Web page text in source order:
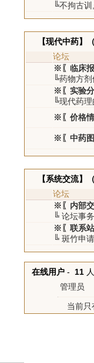
╚不拘古
【现代中药】
论坛
※〖临床报
╚药物方
※〖实验分
╚现代药
※〖价格情
※〖中药图
【系统交流】
论坛
※〖内部交
╚ 论坛事
※〖联系站
╚ 斑竹申
在线用户 - 11
管理
当前只